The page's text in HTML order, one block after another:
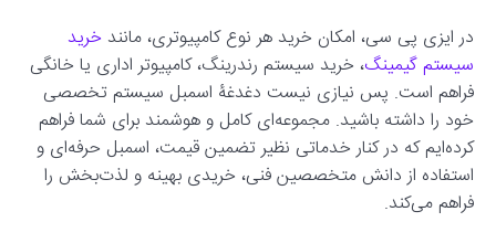
در ایزی پی سی، امکان خرید هر نوع کامپیوتری، مانند خرید
سیستم گیمینگ، خرید سیستم رندرینگ، کامپیوتر اداری یا خانگی
فراهم است. پس نیازی نیست دغدغۀ اسمبل سیستم تخصصی
خود را داشته باشید. مجموعه‌ای کامل و هوشمند برای شما فراهم
کرده‌ایم که در کنار خدماتی نظیر تضمین قیمت، اسمبل حرفه‌ای و
استفاده از دانش متخصصین فنی، خریدی بهینه و لذت‌بخش را
فراهم می‌کند.